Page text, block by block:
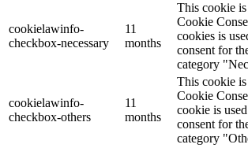
cookielawinfo-
checkbox-necessary
11
months
This cookie
Cookie
cookies is
consent for
category
cookielawinfo-
checkbox-others
11
months
This cookie
Cookie
cookie is
consent for
category